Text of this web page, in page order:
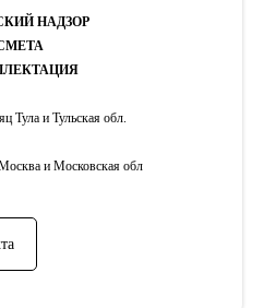
НАДЗОР
Тула и Тульская обл.
и Московская обл